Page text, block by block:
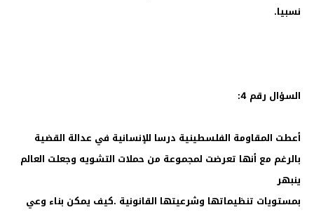
نسبيا.
السؤال رقم 4:
أعطت المقاومة الفلسطينية درسا للإنسانية في عدالة القضية
بالرغم مع أنها تعرضت لمجموعة من حملات التشويه وجعلت العالم
ينبهر
بمستويات تنظيماتها وشرعيتها القانونية .كيف يمكن بناء وعي